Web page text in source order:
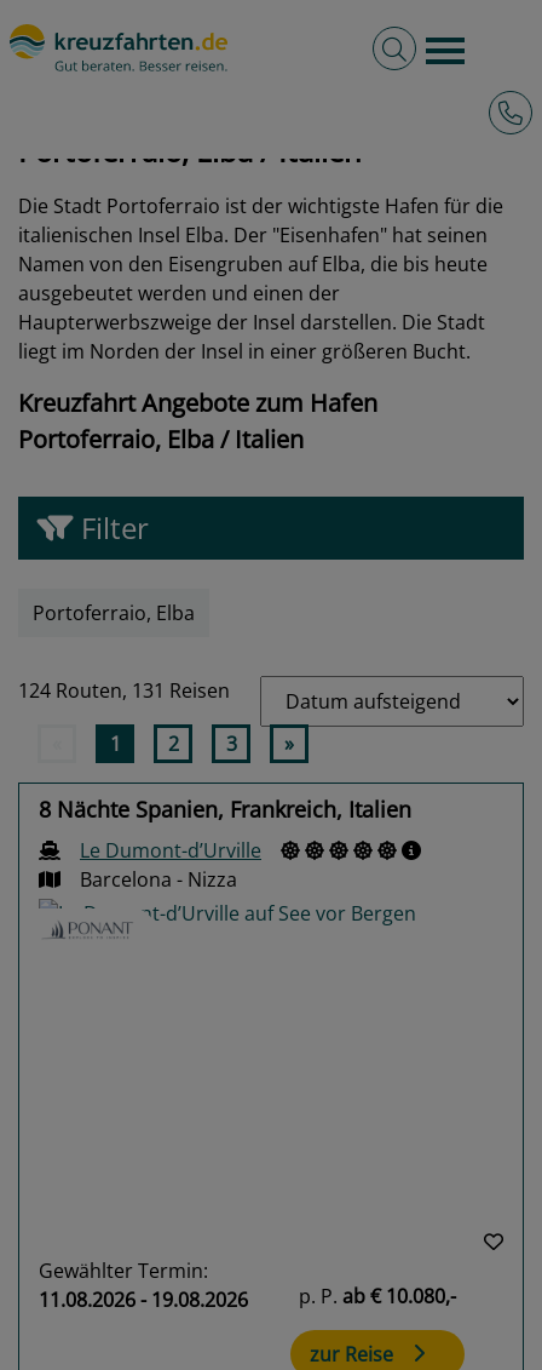
Burger
Volltextsuche
Portoferraio, Elba
Portoferraio, Elba / Italien
Die Stadt Portoferraio ist der wichtigste Hafen für die
italienischen Insel Elba. Der "Eisenhafen" hat seinen
Namen von den Eisengruben auf Elba, die bis heute
ausgebeutet werden und einen der
Haupterwerbszweige der Insel darstellen. Die Stadt
liegt im Norden der Insel in einer größeren Bucht.
Kreuzfahrt Angebote zum Hafen
Portoferraio, Elba / Italien
Filter
Portoferraio, Elba
124 Routen, 131 Reisen
1 2 3 »
8 Nächte Spanien, Frankreich, Italien
Le Dumont-d’Urville
Barcelona - Nizza
Gewählter Termin:
11.08.2026 - 19.08.2026
p. P. ab€ 10.080,-
zur Reise